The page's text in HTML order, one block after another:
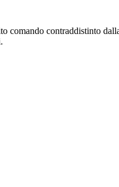
comando contraddistinto